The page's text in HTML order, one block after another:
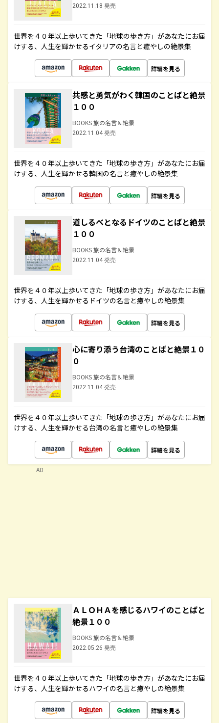
2022.11.18 発売
世界を４０年以上歩いてきた「地球の歩き方」があなたにお届
けする、人生を輝かせるイタリアの名言と癒やしの絶景集
詳細を見る
共感と勇気がわく韓国のことばと絶景
１００
BOOKS 旅の名言＆絶景
2022.11.04 発売
世界を４０年以上歩いてきた「地球の歩き方」があなたにお届
けする、人生を輝かせる韓国の名言と癒やしの絶景集
詳細を見る
道しるべとなるドイツのことばと絶景
１００
BOOKS 旅の名言＆絶景
2022.11.04 発売
世界を４０年以上歩いてきた「地球の歩き方」があなたにお届
けする、人生を輝かせるドイツの名言と癒やしの絶景集
詳細を見る
心に寄り添う台湾のことばと絶景１０
０
BOOKS 旅の名言＆絶景
2022.11.04 発売
世界を４０年以上歩いてきた「地球の歩き方」があなたにお届
けする、人生を輝かせる台湾の名言と癒やしの絶景集
詳細を見る
ＡＬＯＨＡを感じるハワイのことばと
絶景１００
BOOKS 旅の名言＆絶景
2022.05.26 発売
世界を４０年以上歩いてきた「地球の歩き方」があなたにお届
けする、人生を輝かせるハワイの名言と癒やしの絶景集
詳細を見る
AD